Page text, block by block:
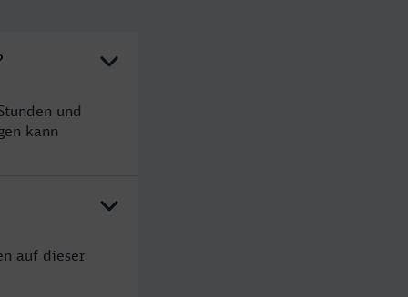
und
kann
auf dieser